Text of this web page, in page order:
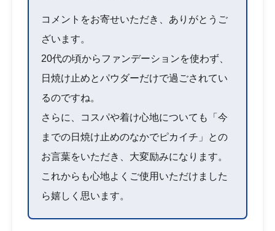
コメントをお寄せいただき、ありがとうご
ざいます。
20代の頃からファンデーションを使わず、
日焼け止めとパウダーだけで過ごされてい
るのですね。
さらに、コスパや着け心地についても「今
までの日焼け止めのなかでピカイチ」との
お言葉をいただき、大変励みになります。
これからも心地よくご使用いただけました
ら嬉しく思います。